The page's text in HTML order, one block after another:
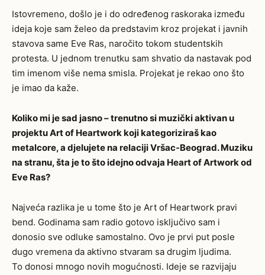
Istovremeno, došlo je i do određenog raskoraka između
ideja koje sam želeo da predstavim kroz projekat i javnih
stavova same Eve Ras, naročito tokom studentskih
protesta. U jednom trenutku sam shvatio da nastavak pod
tim imenom više nema smisla. Projekat je rekao ono što
je imao da kaže.
Koliko mi je sad jasno – trenutno si muzički aktivan u
projektu Art of Heartwork koji kategoriziraš kao
metalcore, a djelujete na relaciji Vršac-Beograd. Muziku
na stranu, šta je to što idejno odvaja Heart of Artwork od
Eve Ras?
Najveća razlika je u tome što je Art of Heartwork pravi
bend. Godinama sam radio gotovo isključivo sam i
donosio sve odluke samostalno. Ovo je prvi put posle
dugo vremena da aktivno stvaram sa drugim ljudima.
To donosi mnogo novih mogućnosti. Ideje se razvijaju